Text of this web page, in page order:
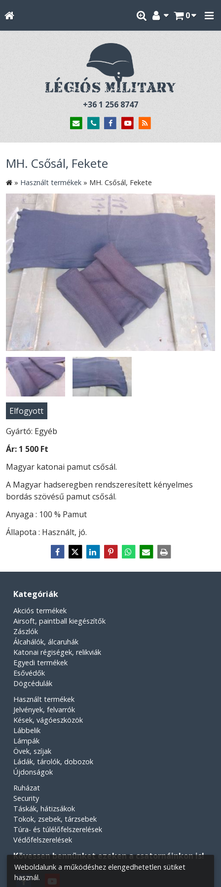
0
+36 1 256 8747
MH. Csősál, Fekete
» Használt termékek » MH. Csősál, Fekete
Elfogyott
Gyártó: Egyéb
Ár: 1 500 Ft
Magyar katonai pamut csősál.
A Magyar hadseregben rendszeresített kényelmes
bordás szövésű pamut csősál.
Anyaga : 100 % Pamut
Állapota : Használt, jó.
Kategóriák
Akciós termékek
Airsoft, paintball kiegészítők
Zászlók
Álcahálók, álcaruhák
Katonai régiségek, relikviák
Egyedi termékek
Esővédők
Dögcédulák
Használt termékek
Jelvények, felvarrók
Kések, vágóeszközök
Lábbelik
Lámpák
Övek, szíjak
Ládák, tárolók, dobozok
Újdonságok
Ruházat
Security
Táskák, hátizsákok
Tokok, zsebek, tárzsebek
Túra- és túlélőfelszerelések
Védőfelszerelések
Kövessen bennünket ezeken a csatornáinkon is!
Weboldalunk a működéshez elengedhetetlen sütiket
használ.